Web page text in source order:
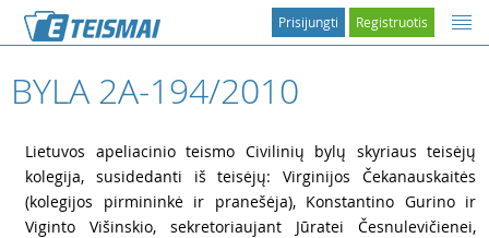
Registruotis
Prisijungti
BYLA 2A-194/2010
Lietuvos apeliacinio teismo Civilinių bylų skyriaus teisėjų
kolegija, susidedanti iš teisėjų: Virginijos Čekanauskaitės
(kolegijos pirmininkė ir pranešėja), Konstantino Gurino ir
Viginto Višinskio, sekretoriaujant Jūratei Česnulevičienei,